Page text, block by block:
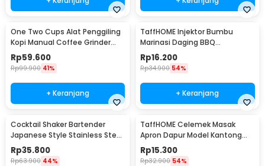
One Two Cups Alat Penggiling
Kopi Manual Coffee Grinder
Portable - WFCG9800
Rp59.600
Rp99.900 41%
+ Keranjang
TaffHOME Injektor Bumbu
Marinasi Daging BBQ
Seasoning Injector - HC117
Rp16.200
Rp34.900 54%
+ Keranjang
Cocktail Shaker Bartender
Japanese Style Stainless Steel
200ml
Rp35.800
Rp63.900 44%
TaffHOME Celemek Masak
Apron Dapur Model Kantong
Pola Spatula - JJ41
Rp15.300
Rp32.900 54%